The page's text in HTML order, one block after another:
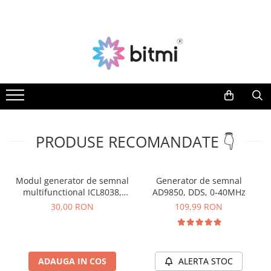
Aparate de Masura si Control
Multimetre Digitale
Clampmetre Digitale
Testere Rezistenta Izolatie
Nivele Laser
Telemetre Laser
Creioane de Tensiune
Detectoare de Gaze
Camere Endoscopice
ARDUINO
BITMI
BENETECH
DASQUA
EVE
FLUKE
HUEPAR
PRODUSE RECOMANDATE 👇
Modul generator de semnal
multifunctional ICL8038,
12V - 15VDC
30,00 RON
ADAUGA IN COS
Generator de semnal
AD9850, DDS, 0-40MHz
109,99 RON
ALERTA STOC